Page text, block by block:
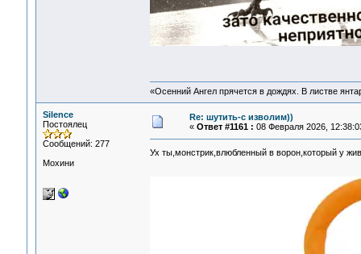
«Осенний Ангел прячется в дождях. В листве
Silence
Постоялец
Сообщений: 277
Мохини
Re: шутить-с изволим))
« Ответ #1161 : 08 Февраля 2026,
Ух ты,монстрик,влюбленный в ворон,который у